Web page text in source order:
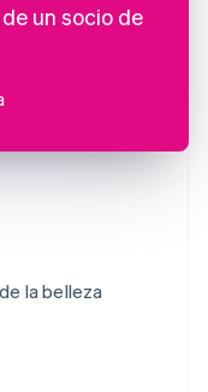
la belleza
un socio de